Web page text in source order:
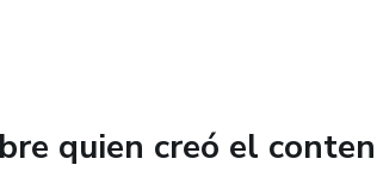
quien creó el